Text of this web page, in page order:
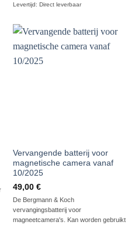
Levertijd: Direct leverbaar
Vervangende batterij voor
magnetische camera vanaf
10/2025
49,00 €
De Bergmann & Koch
vervangingsbatterij voor
magneetcamera's. Kan worden gebruikt